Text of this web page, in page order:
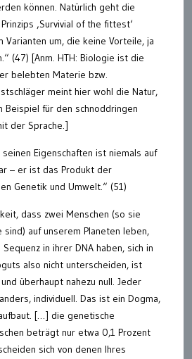
können. Natürlich geht die
‚Survivial of the fittest‘
Varianten um, die keine Vorteile, ja
(47) [Anm. HTH: Biologie ist die
belebten Materie bzw.
meint hier wohl die Natur,
Beispiel für den schnoddringen
der Sprache.]
Eigenschaften ist niemals auf
– er ist das Produkt der
Genetik und Umwelt.“ (51)
dass zwei Menschen (so sie
auf unserem Planeten leben,
in ihrer DNA haben, sich in
also nicht unterscheiden, ist
überhaupt nahezu null. Jeder
individuell. Das ist ein Dogma,
[…] die genetische
beträgt nur etwa 0,1 Prozent
sich von denen Ihres